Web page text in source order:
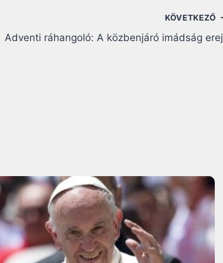
KÖVETKEZŐ
Adventi ráhangoló: A közbenjáró imádság